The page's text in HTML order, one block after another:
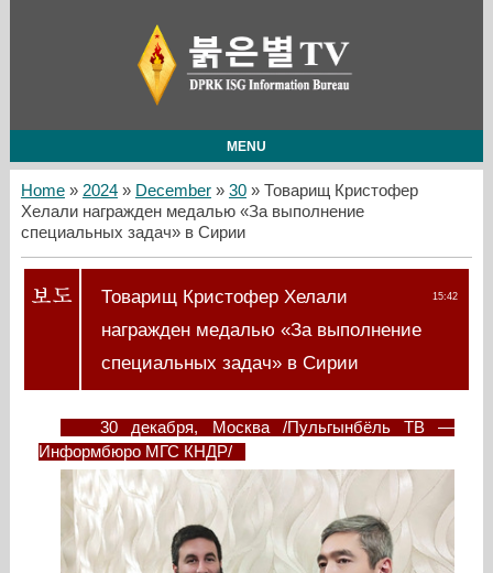
MENU
Home» 2024 » December » 30» Товарищ Кристофер
Хелали награжден медалью «За выполнение
специальных задач» в Сирии
15:42
Товарищ Кристофер Хелали
награжден медалью «За выполнение
специальных задач» в Сирии
30 декабря, Москва /Пульгынбёль ТВ —
Информбюро МГС КНДР/